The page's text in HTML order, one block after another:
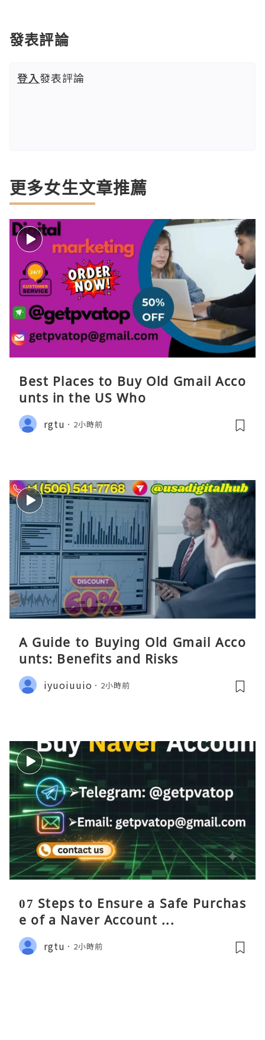
發表評論
登入發表評論
更多女生文章推薦
Best Places to Buy Old Gmail Acco
unts in the US Who
rgtu 2小時前
A Guide to Buying Old Gmail Acco
unts: Benefits and Risks
iyuoiuuio 2小時前
07 Steps to Ensure a Safe Purchas
e of a Naver Account ...
rgtu 2小時前